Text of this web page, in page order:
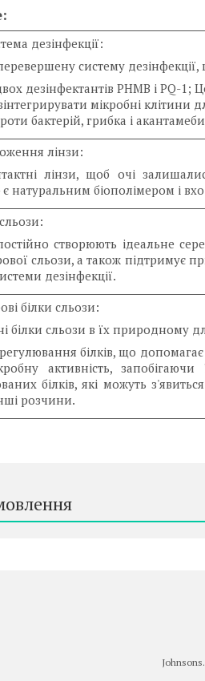
дезінфекції:
систему
дезінфектантів PHMB і PQ-1;
мікробні клітини
бактерій, грибка і
лінзи:
лінзи, щоб очі
натуральним біополімером і
створюють ідеальне
сльози, а також підтримує
дезінфекції.
білки сльози:
білки сльози в їх природному
білків, що
активність,
білків, які можуть
розчини.